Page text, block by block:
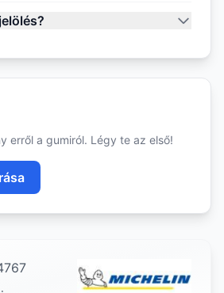
erről a gumiról. Légy te az első!